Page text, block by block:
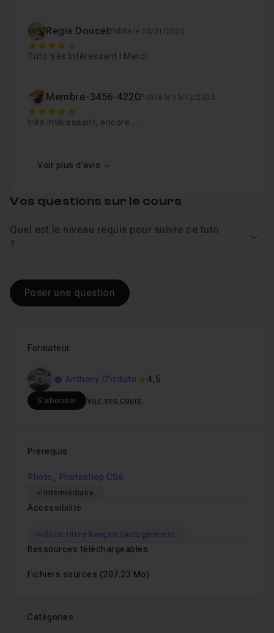
expliquée de A à Z, rendant ce
(utilisable dès CS4), accessible autant au débutant qu'à
l'utilisateur confirmé.
Regis Doucet Publié le 08/01/2026
4
Tuto très Intéressant ! Merci
Membre-3456-4220Publié le 18/12/2023
5
très intéressant, encore ...
Voir plus d'avis
Formateur
Anthony D'izituto 4,5
S'abonner Voir ses cours
Prérequis
Photo , Photoshop CS6
Intermédiaire
Accessibilité
Sous-titres français (autogénérés)
Ressources téléchargeables
Fichiers sources (207.23 Mo)
Catégories
Vos questions sur le cours
Quel est le niveau requis pour suivre ce tuto
?
Poser une question